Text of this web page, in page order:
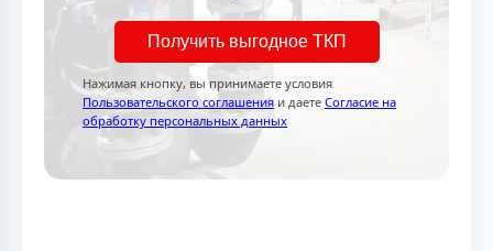
Получить выгодное ТКП
Нажимая кнопку, вы принимаете условия
Пользовательского соглашения и даете Согласие на
обработку персональных данных